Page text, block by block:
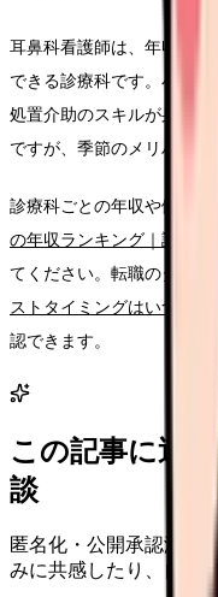
耳鼻科看護師は、年収420
できる診療科です。小児か
処置介助のスキルが身に
ですが、季節のメリハリが
診療科ごとの年収や働き方
の年収ランキング｜診療
てください。転職のタイミ
ストタイミングはいつ？
認できます。
この記事に近
談
匿名化・公開承認済み
みに共感したり、自分